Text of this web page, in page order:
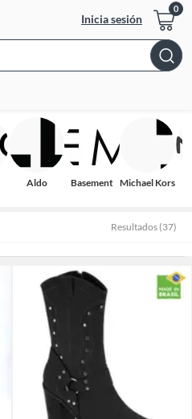
Inicia sesión
Bar
Aldo Basement Michael Kors
Resultados (37)